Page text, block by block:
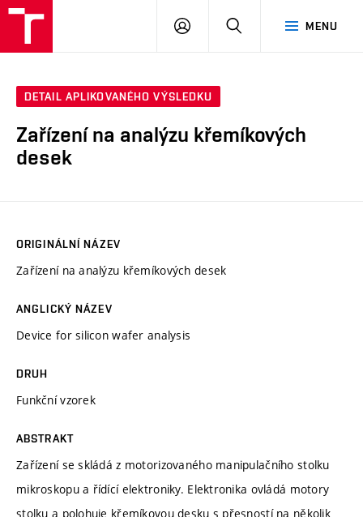
MENU
PŘIHLÁSIT
DETAIL APLIKOVANÉHO VÝSLEDKU
Zařízení na analýzu křemíkových
desek
ORIGINÁLNÍ NÁZEV
Zařízení na analýzu křemíkových desek
ANGLICKÝ NÁZEV
Device for silicon wafer analysis
DRUH
Funkční vzorek
ABSTRAKT
Zařízení se skládá z motorizovaného manipulačního stolku
mikroskopu a řídící elektroniky. Elektronika ovládá motory
stolku a polohuje křemíkovou desku s přesností na několik